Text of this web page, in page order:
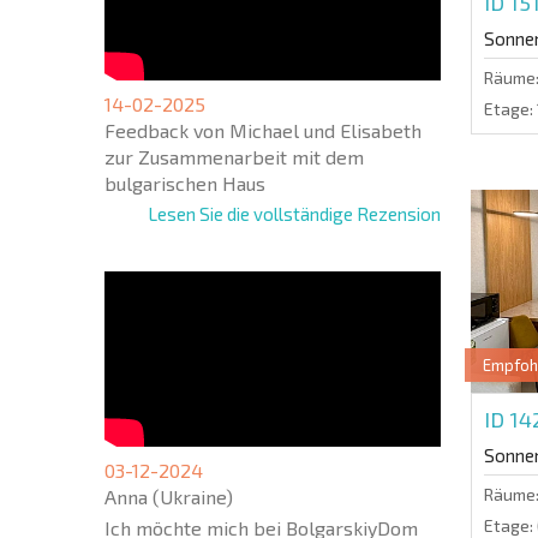
14-02-2025
Feedback von Michael und Elisabeth
zur Zusammenarbeit mit dem
bulgarischen Haus
Lesen Sie die vollständige Rezension
03-12-2024
Anna (Ukraine)
Ich möchte mich bei BolgarskiyDom
Räume:
Etage:
ID
Räume:
Etage: